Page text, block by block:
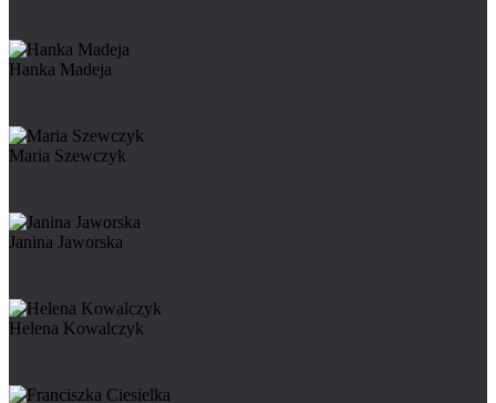
Hanka Madeja
Maria Szewczyk
Janina Jaworska
Helena Kowalczyk